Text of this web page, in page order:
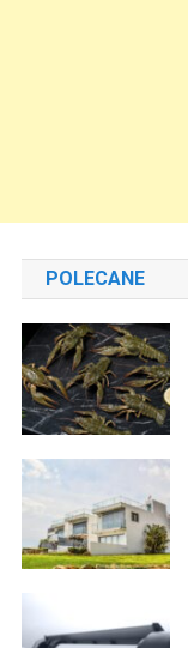
POLECANE